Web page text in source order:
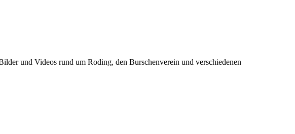
und Videos rund um Roding, den Burschenverein und verschiedenen